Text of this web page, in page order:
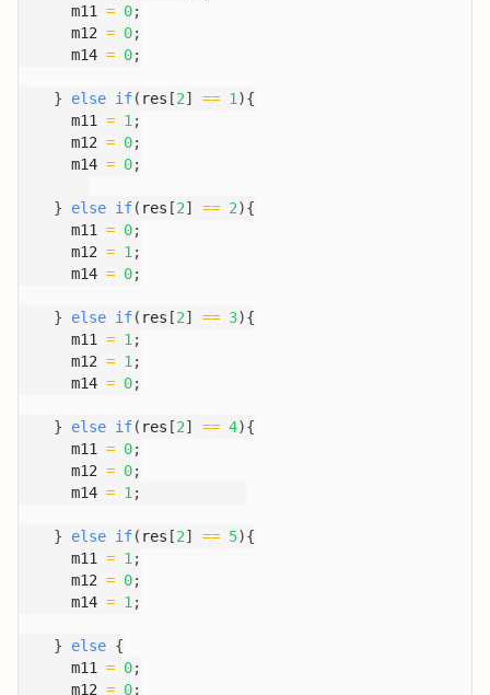
      m11
= 0;
      m12
= 0;
      m14
= 0;
} else if( res [2] == 1 ){
      m11
= 1 ;
      m12
= 0;
      m14
= 0;
} else if( res [2] == 2){
      m11
= 0;
      m12
= 1 ;
      m14
= 0;
} else if( res [2] == 3){
      m11
= 1 ;
      m12
= 1 ;
      m14
= 0;
} else if( res [2] == 4){
      m11
= 0;
      m12
= 0;
      m14
= 1 ;
} else if( res [2] == 5){
      m11
= 1 ;
      m12
= 0;
      m14
= 1 ;
} else {
      m11
= 0;
      m12
= 0;